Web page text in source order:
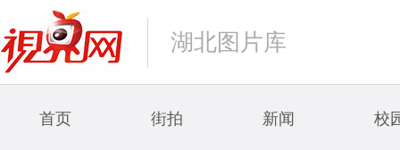
湖北图片库
首页 街拍 新闻 校